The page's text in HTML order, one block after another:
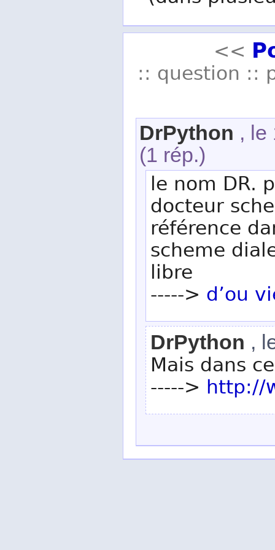
<<
:: question ::
DrPython , le
(1 rép.)
le nom DR.
docteur
référence
scheme
libre
-----> d’ou
DrPython ,
Mais dans
-----> http://